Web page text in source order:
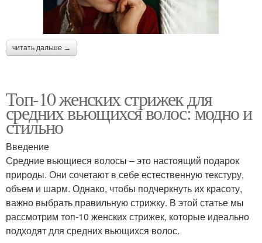
читать дальше →
Топ-10 женских стрижек для
средних вьющихся волос: модно и
стильно
Введение
Средние вьющиеся волосы – это настоящий подарок
природы. Они сочетают в себе естественную текстуру,
объем и шарм. Однако, чтобы подчеркнуть их красоту,
важно выбрать правильную стрижку. В этой статье мы
рассмотрим топ-10 женских стрижек, которые идеально
подходят для средних вьющихся волос.